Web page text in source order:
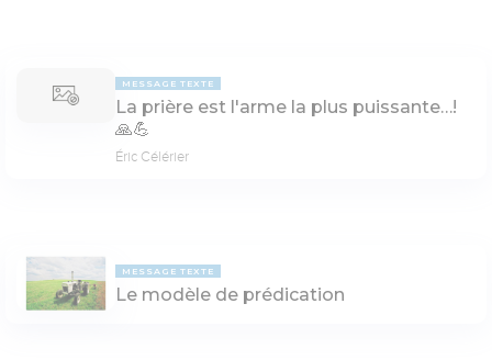
MESSAGE TEXTE
La prière est l'arme la plus puissante…!
🙏💪
Éric Célérier
MESSAGE TEXTE
Le modèle de prédication